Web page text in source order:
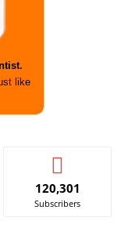
like
120,301
Subscribers